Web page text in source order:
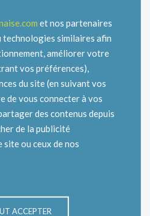
commune réalisée avec
bénévole, en partenariat
‘Ecole des Parents et des
adhérents du Groupe
et des personnes
« La Petite Maison »
et nos partenaires
similaires afin
améliorer votre
vos préférences),
du site (en suivant vos
de vous connecter à vos
des contenus depuis
de la publicité
ou ceux de nos
ACCEPTER